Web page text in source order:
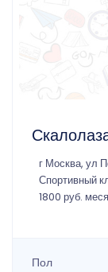
г Москва, ул
Спортивный
1800 руб.
Пол